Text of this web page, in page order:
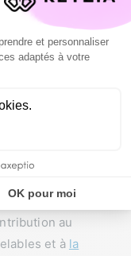
en plein essor
est avant tout
et respectueuse
et ne produisent
En effet,
au
et à la